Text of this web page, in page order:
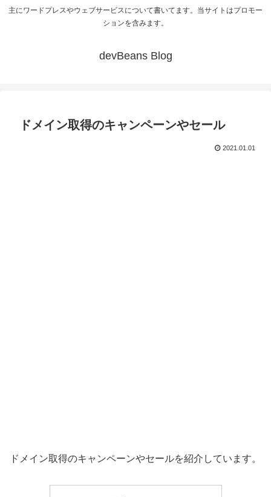
主にワードプレスやウェブサービスについて書いてます。当サイトはプロモー
ションを含みます。
devBeans Blog
ドメイン取得のキャンペーンやセール
2021.01.01
ドメイン取得のキャンペーンやセールを紹介しています。